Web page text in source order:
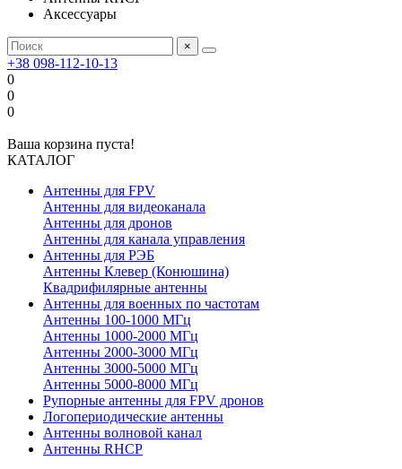
Аксессуары
×
+38 098-112-10-13
0
0
0
Ваша корзина пуста!
КАТАЛОГ
Антенны для FPV
Антенны для видеоканала
Антенны для дронов
Антенны для канала управления
Антенны для РЭБ
Антенны Клевер (Конюшина)
Квадрифилярные антенны
Антенны для военных по частотам
Антенны 100-1000 МГц
Антенны 1000-2000 МГц
Антенны 2000-3000 МГц
Антенны 3000-5000 МГц
Антенны 5000-8000 МГц
Рупорные антенны для FPV дронов
Логопериодические антенны
Антенны волновой канал
Антенны RHCP